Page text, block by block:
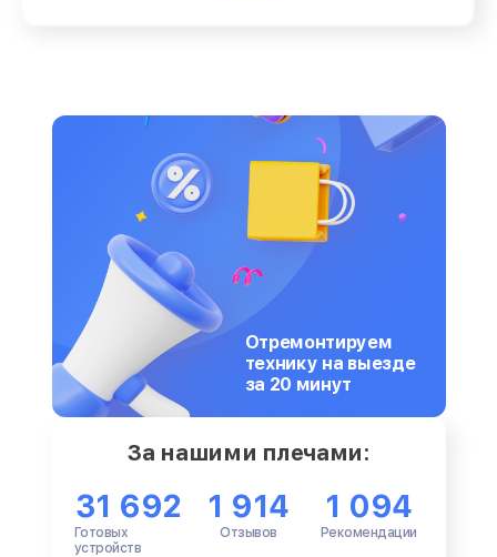
Отремонтируем
технику на выезде
за 20 минут
За нашими плечами:
31 692
Готовых
устройств
1 914
Отзывов
1 094
Рекомендации